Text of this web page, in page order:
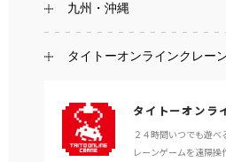
九州・沖縄
タイトーオンラインクレー
タイトーオンラ
２４時間いつでも遊べ
レーンゲームを遠隔操